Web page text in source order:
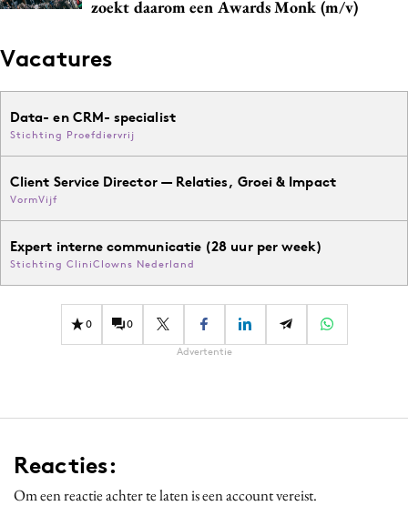
zoekt daarom een Awards Monk (m/v)
Vacatures
Data- en CRM- specialist
Stichting Proefdiervrij
Client Service Director — Relaties, Groei & Impact
VormVijf
Expert interne communicatie (28 uur per week)
Stichting CliniClowns Nederland
0 0
Advertentie
Reacties:
Om een reactie achter te laten is een account vereist.